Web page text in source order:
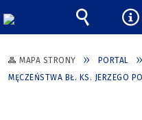
MAPA STRONY PORTAL
MĘCZEŃSTWA BŁ. KS. JERZEGO